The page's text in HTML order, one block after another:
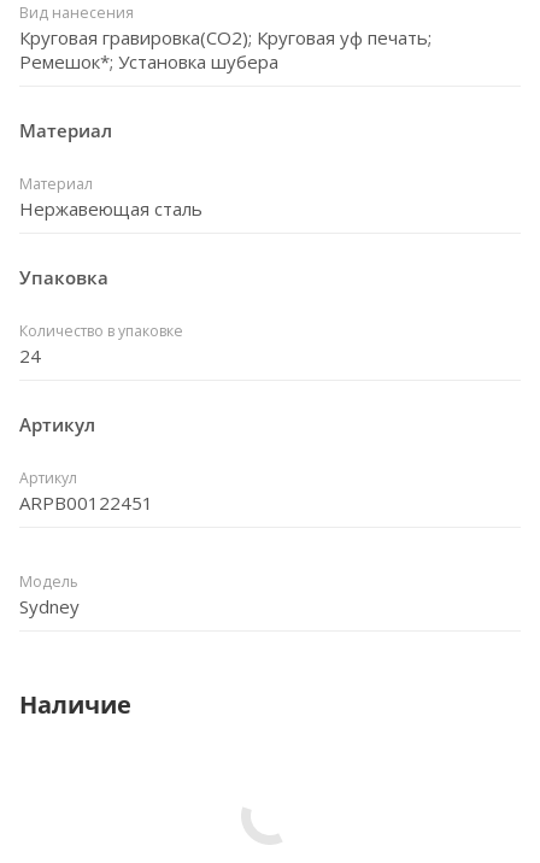
Вид нанесения
Круговая гравировка(СО2); Круговая уф печать;
Ремешок*; Установка шубера
Материал
Материал
Нержавеющая сталь
Упаковка
Количество в упаковке
24
Артикул
Артикул
ARPB00122451
Модель
Sydney
Наличие